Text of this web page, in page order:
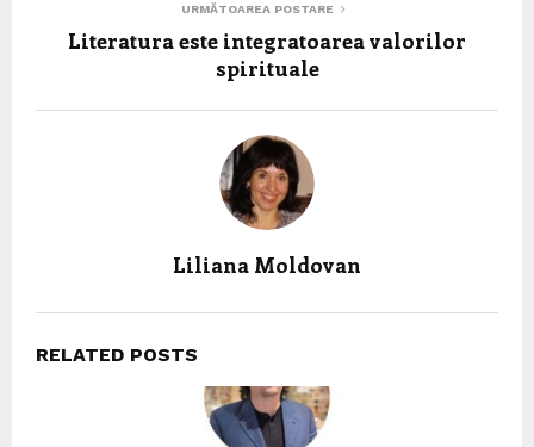
URMĂTOAREA POSTARE
Literatura este integratoarea valorilor
spirituale
Liliana Moldovan
RELATED POSTS